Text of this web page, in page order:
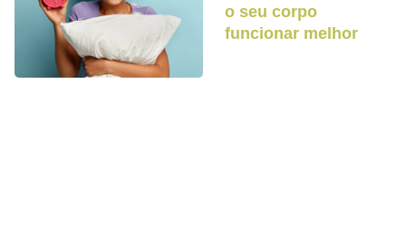
o seu corpo
funcionar melhor